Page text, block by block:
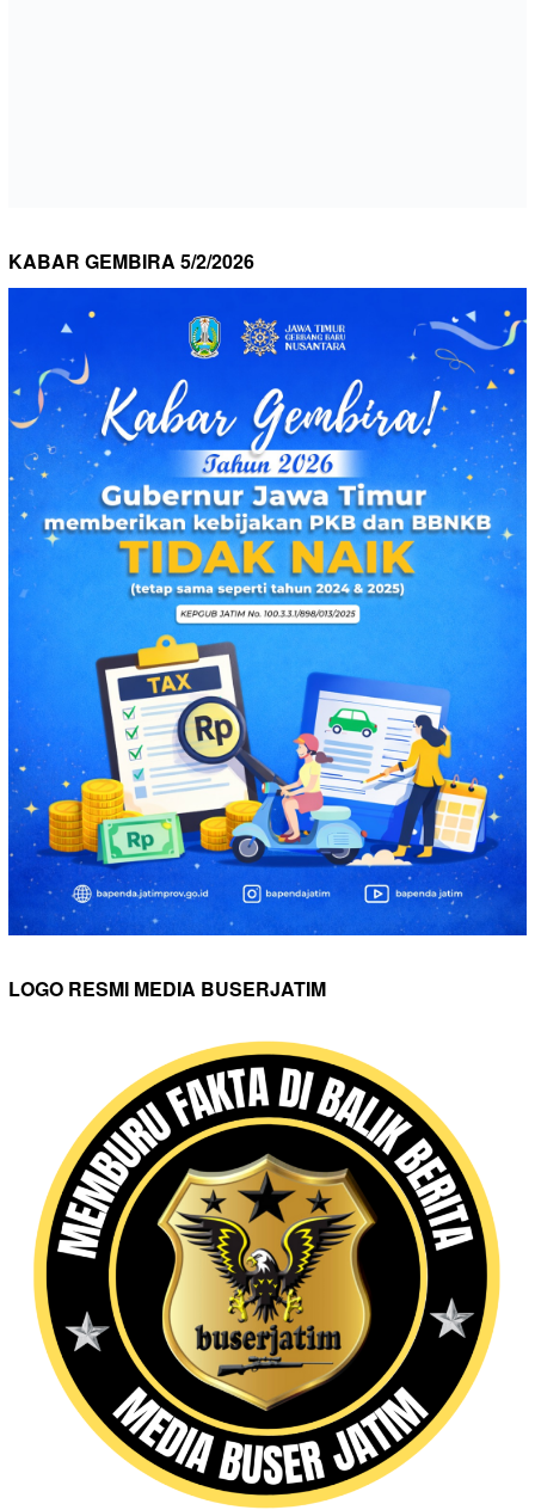
KABAR GEMBIRA 5/2/2026
LOGO RESMI MEDIA BUSERJATIM